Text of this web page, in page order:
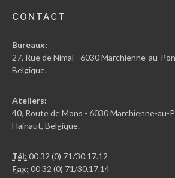
CONTACT
Bureaux:
27, Rue de Nimal - 6030 Marchienne-au-
Belgique.
Ateliers:
40, Route de Mons - 6030 Marchienne-au-
Hainaut, Belgique.
Tél: 00 32 (0) 71/30.17.12
Fax: 00 32 (0) 71/30.17.14